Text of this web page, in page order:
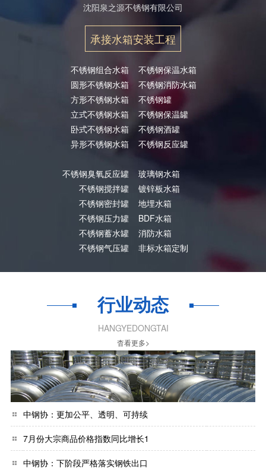
沈阳泉之源不锈钢有限公司
承接水箱安装工程
不锈钢组合水箱
圆形不锈钢水箱
方形不锈钢水箱
立式不锈钢水箱
卧式不锈钢水箱
异形不锈钢水箱
不锈钢臭氧反应罐
不锈钢搅拌罐
不锈钢密封罐
不锈钢压力罐
不锈钢蓄水罐
不锈钢气压罐
不锈钢保温水箱
不锈钢消防水箱
不锈钢罐
不锈钢保温罐
不锈钢酒罐
不锈钢反应罐
玻璃钢水箱
镀锌板水箱
地埋水箱
BDF水箱
消防水箱
非标水箱定制
行业动态
HANGYEDONGTAI
杳看更多>
中钢协：更加公平、透明、可持续
7月份大宗商品价格指数同比增长1
中钢协：下阶段严格落实钢铁出口